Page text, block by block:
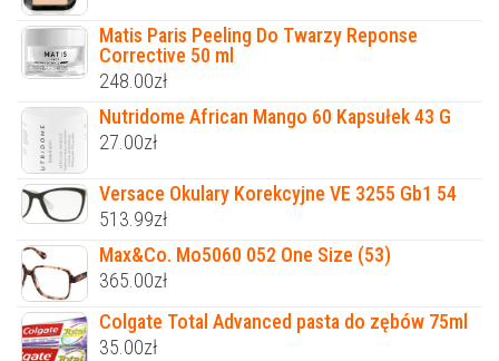
Matis Paris Peeling Do Twarzy Reponse
Corrective 50 ml
248.00zł
Nutridome African Mango 60 Kapsułek 43 G
27.00zł
Versace Okulary Korekcyjne VE 3255 Gb1 54
513.99zł
Max&Co. Mo5060 052 One Size (53)
365.00zł
Colgate Total Advanced pasta do zębów 75ml
35.00zł